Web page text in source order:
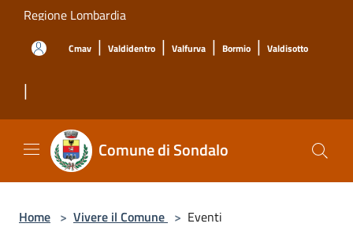
Salta al contenuto principale
Regione Lombardia
Cmav | Valdidentro | Valfurva | Bormio | Valdisotto
|
Comune di Sondalo
Home > Vivere il Comune > Eventi